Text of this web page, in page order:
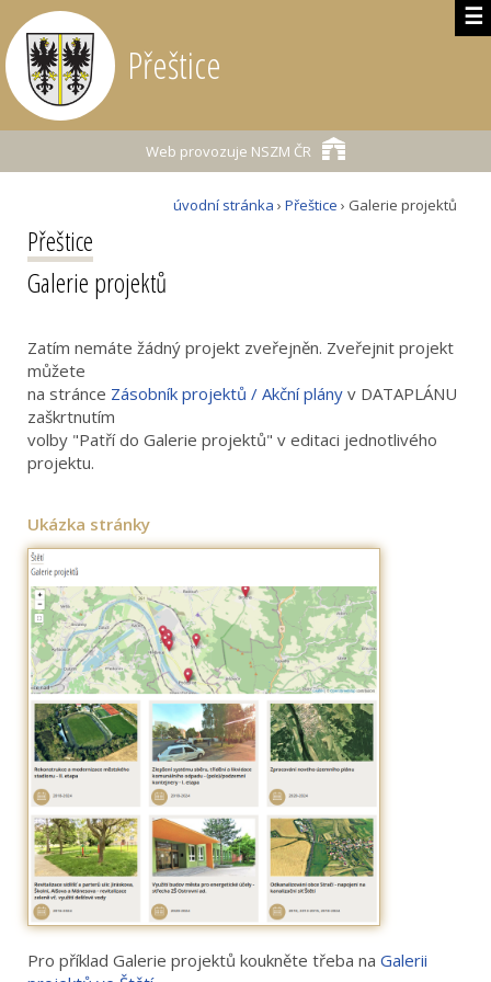
☰
Přeštice
Web provozuje NSZM ČR
úvodní stránka › Přeštice › Galerie projektů
Přeštice
Galerie projektů
Zatím nemáte žádný projekt zveřejněn. Zveřejnit projekt
můžete
na stránce Zásobník projektů / Akční plány v DATAPLÁNU
zaškrtnutím
volby "Patří do Galerie projektů" v editaci jednotlivého
projektu.
Ukázka stránky
Pro příklad Galerie projektů koukněte třeba na Galerii